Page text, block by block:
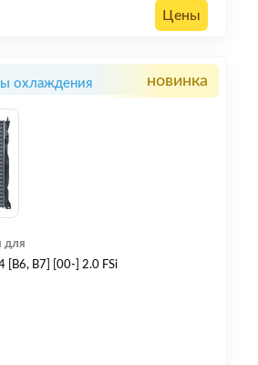
Цены
охлаждения новинка
для
[B6, B7] [00-] 2.0 FSi